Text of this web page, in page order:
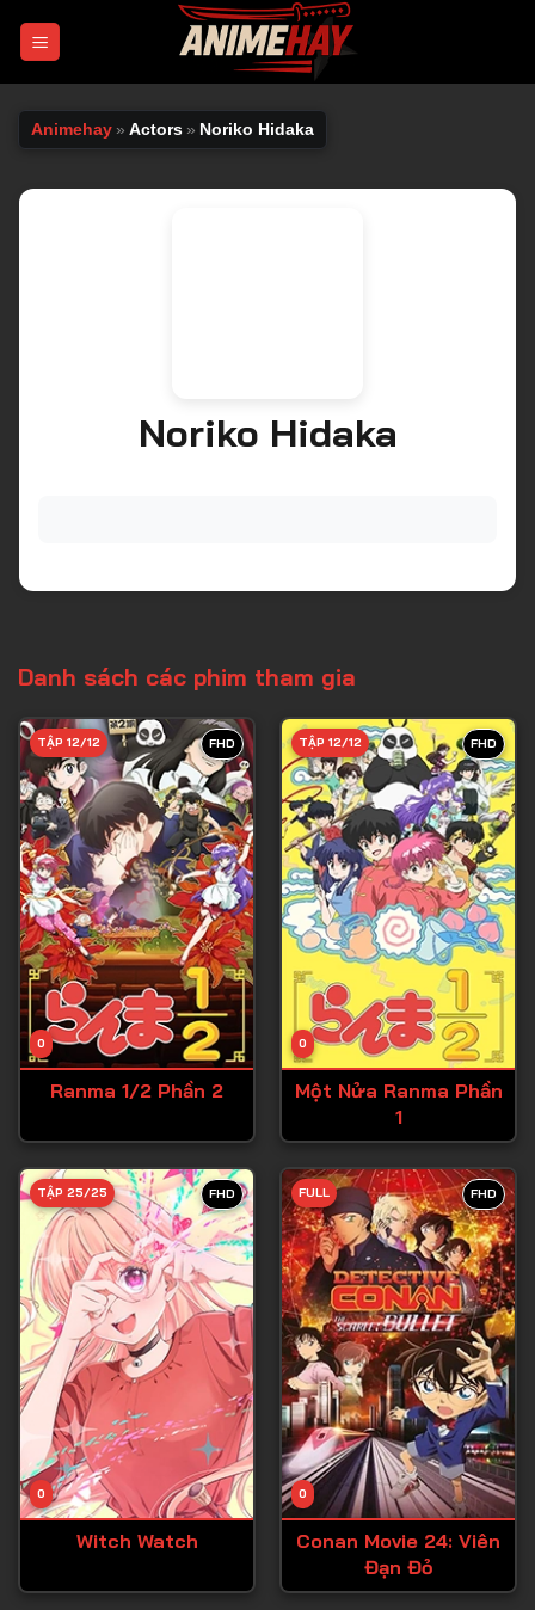
Animehay » Actors » Noriko Hidaka
Noriko Hidaka
Danh sách các phim tham gia
FHD
0
TẬP 12/12
Ranma 1/2 Phần 2
FHD
0
TẬP 12/12
Một Nửa Ranma Phần
1
FHD
0
TẬP 25/25
Witch Watch
FHD
0
FULL
Conan Movie 24: Viên
Đạn Đỏ